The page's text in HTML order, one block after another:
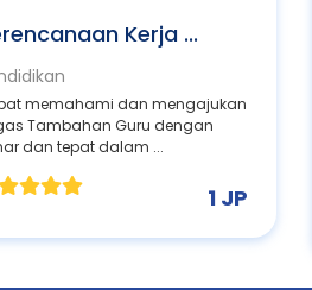
Kerja ...
memahami dan mengajukan
Tambahan Guru dengan
dan tepat dalam ...
1 JP